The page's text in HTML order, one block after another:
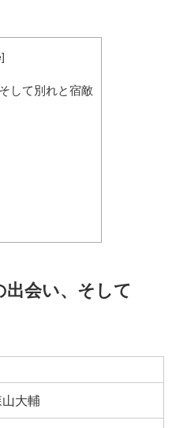
]
して別れと宿敵
出会い、そして
山大輔